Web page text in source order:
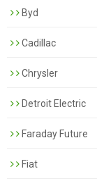
Byd
Cadillac
Chrysler
Detroit Electric
Faraday Future
Fiat